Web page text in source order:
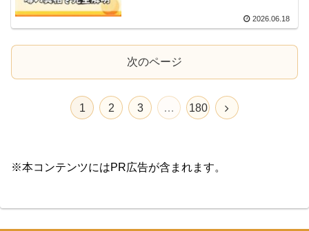
2026.06.18
次のページ
1 2 3 … 180
※本コンテンツにはPR広告が含まれます。